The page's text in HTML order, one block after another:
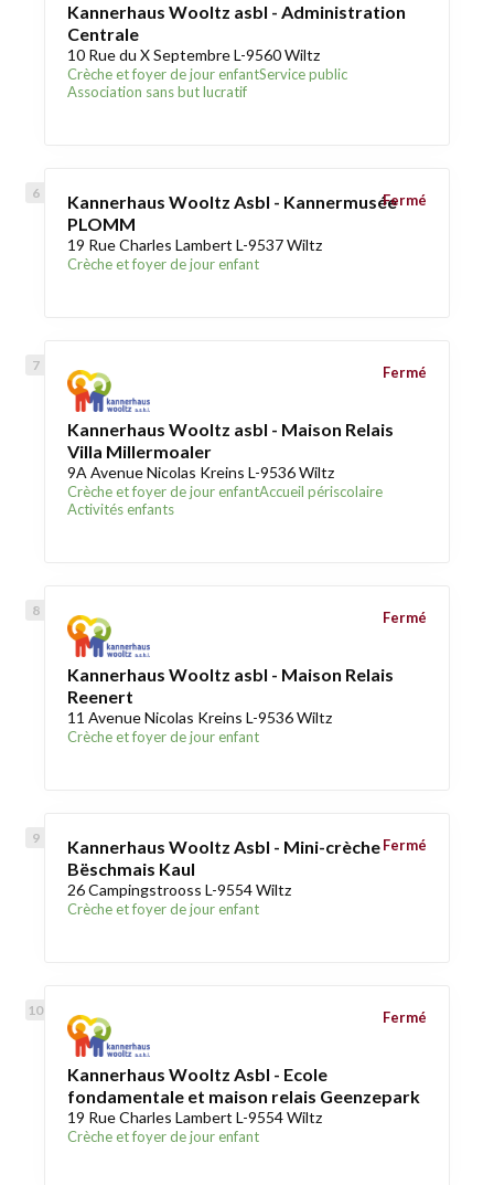
Kannerhaus Wooltz asbl - Administration
Centrale
10 Rue du X Septembre L-9560 Wiltz
Crèche et foyer de jour enfantService public
Association sans but lucratif
Kannerhaus Wooltz Asbl - Kannermusée
PLOMM
19 Rue Charles Lambert L-9537 Wiltz
Crèche et foyer de jour enfant
Fermé
Kannerhaus Wooltz asbl - Maison Relais
Villa Millermoaler
9A Avenue Nicolas Kreins L-9536 Wiltz
Crèche et foyer de jour enfantAccueil périscolaire
Activités enfants
Fermé
Kannerhaus Wooltz asbl - Maison Relais
Reenert
11 Avenue Nicolas Kreins L-9536 Wiltz
Crèche et foyer de jour enfant
Fermé
Kannerhaus Wooltz Asbl - Mini-crèche
Bëschmais Kaul
26 Campingstrooss L-9554 Wiltz
Crèche et foyer de jour enfant
Fermé
Kannerhaus Wooltz Asbl - Ecole
fondamentale et maison relais Geenzepark
19 Rue Charles Lambert L-9554 Wiltz
Crèche et foyer de jour enfant
Fermé